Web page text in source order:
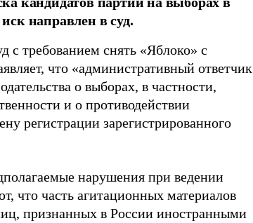
направлен в суд.
с требованием снять «Яблоко» с
что «административный ответчик
о выборах, в частности,
и о противодействии
регистрации зарегистрированного
нарушения при ведении
что часть агитационных материалов
признанных в России иностранными